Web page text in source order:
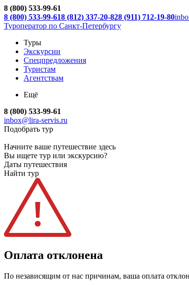
8 (800) 533-99-61
8 (800) 533-99-618 (812) 337-20-828 (911) 712-19-80
Туроператор по Санкт-Петербургу
Туры
Экскурсии
Спецпредложения
Туристам
Агентствам
Ещё
8 (800) 533-99-61
inbox@lira-servis.ru
Подобрать тур
Начните ваше путешествие здесь
Вы ищете тур или экскурсию?
Даты путешествия
Найти тур
Оплата отклонена
По независящим от нас причинам, ваша оплата